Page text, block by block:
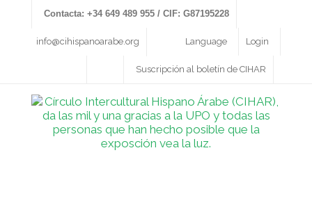
Contacta: +34 649 489 955 / CIF: G87195228
info@cihispanoarabe.org Login
Language
Suscripción al boletín de CIHAR